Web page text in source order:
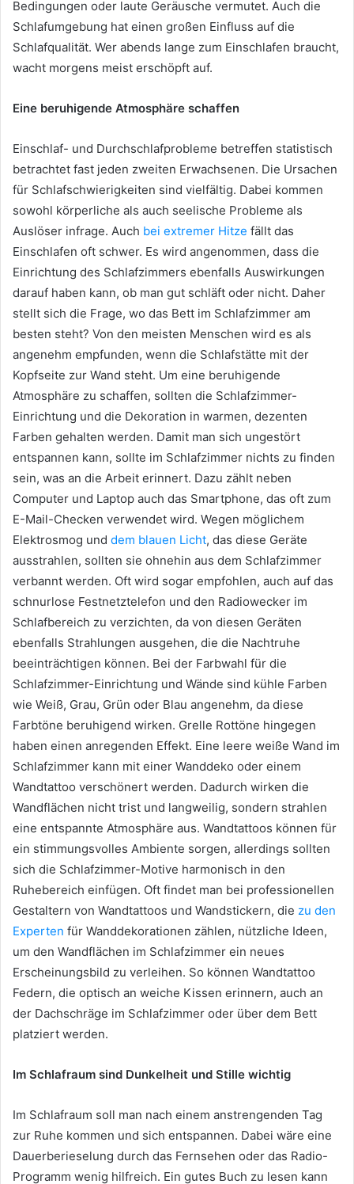
Bedingungen oder laute Geräusche vermutet. Auch die
Schlafumgebung hat einen großen Einfluss auf die
Schlafqualität. Wer abends lange zum Einschlafen braucht,
wacht morgens meist erschöpft auf.
Eine beruhigende Atmosphäre schaffen
Einschlaf- und Durchschlafprobleme betreffen statistisch
betrachtet fast jeden zweiten Erwachsenen. Die Ursachen
für Schlafschwierigkeiten sind vielfältig. Dabei kommen
sowohl körperliche als auch seelische Probleme als
Auslöser infrage. Auch bei extremer Hitze fällt das
Einschlafen oft schwer. Es wird angenommen, dass die
Einrichtung des Schlafzimmers ebenfalls Auswirkungen
darauf haben kann, ob man gut schläft oder nicht. Daher
stellt sich die Frage, wo das Bett im Schlafzimmer am
besten steht? Von den meisten Menschen wird es als
angenehm empfunden, wenn die Schlafstätte mit der
Kopfseite zur Wand steht. Um eine beruhigende
Atmosphäre zu schaffen, sollten die Schlafzimmer-
Einrichtung und die Dekoration in warmen, dezenten
Farben gehalten werden. Damit man sich ungestört
entspannen kann, sollte im Schlafzimmer nichts zu finden
sein, was an die Arbeit erinnert. Dazu zählt neben
Computer und Laptop auch das Smartphone, das oft zum
E-Mail-Checken verwendet wird. Wegen möglichem
Elektrosmog und dem blauen Licht, das diese Geräte
ausstrahlen, sollten sie ohnehin aus dem Schlafzimmer
verbannt werden. Oft wird sogar empfohlen, auch auf das
schnurlose Festnetztelefon und den Radiowecker im
Schlafbereich zu verzichten, da von diesen Geräten
ebenfalls Strahlungen ausgehen, die die Nachtruhe
beeinträchtigen können. Bei der Farbwahl für die
Schlafzimmer-Einrichtung und Wände sind kühle Farben
wie Weiß, Grau, Grün oder Blau angenehm, da diese
Farbtöne beruhigend wirken. Grelle Rottöne hingegen
haben einen anregenden Effekt. Eine leere weiße Wand im
Schlafzimmer kann mit einer Wanddeko oder einem
Wandtattoo verschönert werden. Dadurch wirken die
Wandflächen nicht trist und langweilig, sondern strahlen
eine entspannte Atmosphäre aus. Wandtattoos können für
ein stimmungsvolles Ambiente sorgen, allerdings sollten
sich die Schlafzimmer-Motive harmonisch in den
Ruhebereich einfügen. Oft findet man bei professionellen
Gestaltern von Wandtattoos und Wandstickern, die zu den
Experten für Wanddekorationen zählen, nützliche Ideen,
um den Wandflächen im Schlafzimmer ein neues
Erscheinungsbild zu verleihen. So können Wandtattoo
Federn, die optisch an weiche Kissen erinnern, auch an
der Dachschräge im Schlafzimmer oder über dem Bett
platziert werden.
Im Schlafraum sind Dunkelheit und Stille wichtig
Im Schlafraum soll man nach einem anstrengenden Tag
zur Ruhe kommen und sich entspannen. Dabei wäre eine
Dauerberieselung durch das Fernsehen oder das Radio-
Programm wenig hilfreich. Ein gutes Buch zu lesen kann